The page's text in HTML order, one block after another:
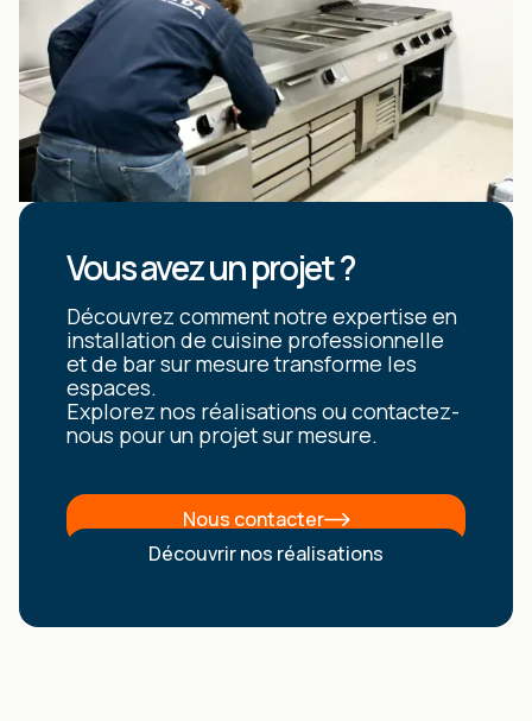
Vous avez un projet ?
Découvrez comment notre expertise en
installation de cuisine professionnelle
et de bar sur mesure transforme les
espaces.
Explorez nos réalisations ou contactez-
nous pour un projet sur mesure.
Nous contacter
Découvrir nos réalisations